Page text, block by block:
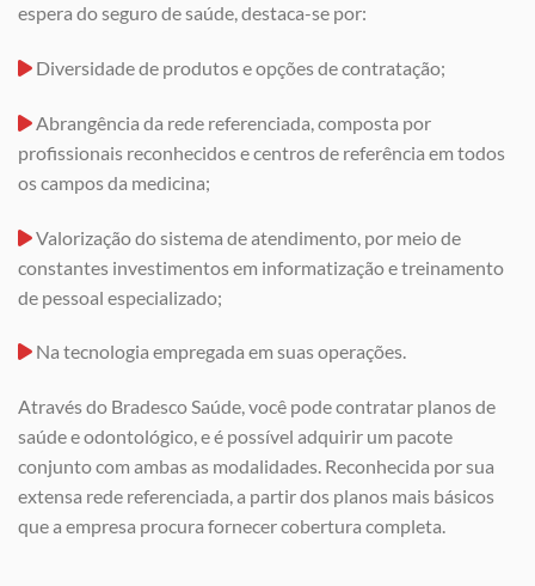
espera do seguro de saúde, destaca-se por:
Diversidade de produtos e opções de contratação;
Abrangência da rede referenciada, composta por
profissionais reconhecidos e centros de referência em todos
os campos da medicina;
Valorização do sistema de atendimento, por meio de
constantes investimentos em informatização e treinamento
de pessoal especializado;
Na tecnologia empregada em suas operações.
Através do Bradesco Saúde, você pode contratar planos de
saúde e odontológico, e é possível adquirir um pacote
conjunto com ambas as modalidades. Reconhecida por sua
extensa rede referenciada, a partir dos planos mais básicos
que a empresa procura fornecer cobertura completa.